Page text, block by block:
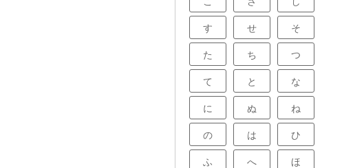
す せ そ
た ち つ
て と な
に ぬ ね
の は ひ
ふ へ ほ